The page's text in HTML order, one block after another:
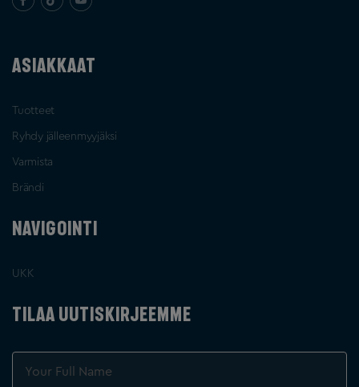
ASIAKKAAT
Tuotteet
Ryhdy jälleenmyyjäksi
Varmista
Brändi
NAVIGOINTI
UKK
TILAA UUTISKIRJEEMME